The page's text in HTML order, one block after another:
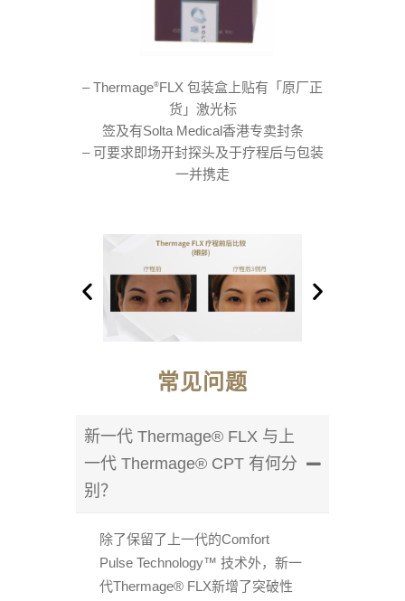
– Thermage®FLX 包装盒上贴有「原厂正
货」激光标
签及有Solta Medical香港专卖封条
– 可要求即场开封探头及于疗程后与包装
一并携走
常见问题
新一代 Thermage® FLX 与上
一代 Thermage® CPT 有何分
别？
除了保留了上一代的Comfort
Pulse Technology™ 技术外，新一
代Thermage® FLX新增了突破性